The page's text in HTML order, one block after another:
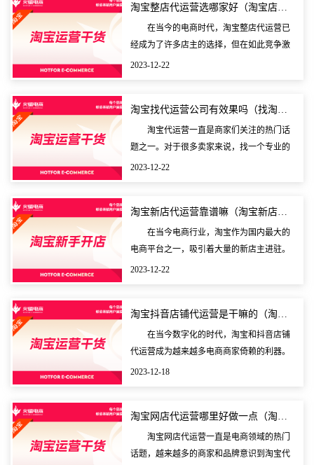
淘宝整店代运营选哪家好（淘宝店铺代运营一般怎么收费）
在当今的电商时代，淘宝整店代运营已
经成为了许多店主的选择，但在如此竞争激
烈的市场中，选择一家优秀的淘宝整店代运
2023-12-22
淘宝找代运营公司有效果吗（找淘宝代运营注意哪些）
淘宝代运营一直是商家们关注的热门话
题之一。对于很多卖家来说，找一个专业的
代运营公司可以省去很多运营和推广的烦
2023-12-22
淘宝新店代运营靠谱嘛（淘宝新店代运营怎么样）
在当今电商行业，淘宝作为国内最大的
电商平台之一，吸引着大量的新店主进驻。
对于这些新店主来说，如何快速有效地打造
2023-12-22
淘宝抖音店铺代运营是干嘛的（淘宝店铺代运营可靠吗）
在当今数字化的时代，淘宝和抖音店铺
代运营成为越来越多电商商家倚赖的利器。
淘宝和抖音店铺代运营能够帮助商家进行店
2023-12-18
淘宝网店代运营哪里好做一点（淘宝店铺代运营是做什么的
淘宝网店代运营一直是电商领域的热门
话题，越来越多的商家和品牌意识到淘宝代